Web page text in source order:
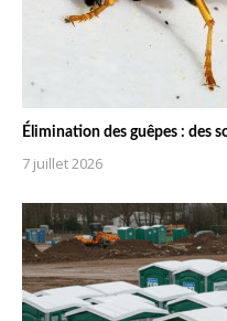
Élimination des guêpes : des
7 juillet 2026